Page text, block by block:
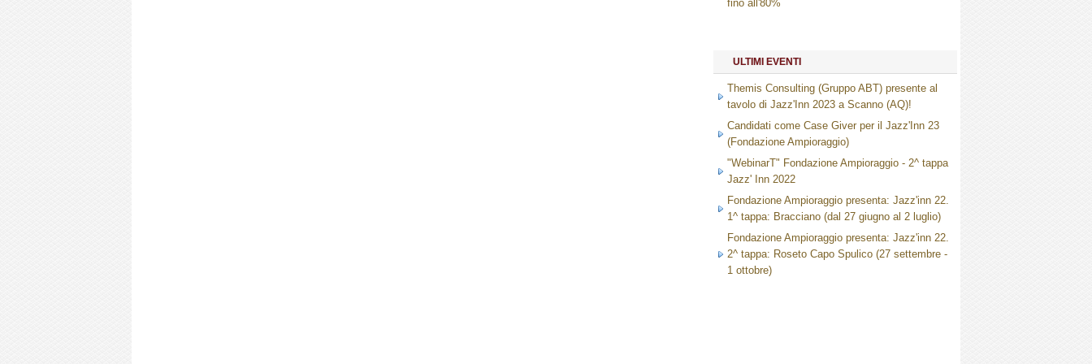
fino all'80%
ULTIMI EVENTI
Themis Consulting (Gruppo ABT) presente al
tavolo di Jazz'Inn 2023 a Scanno (AQ)!
Candidati come Case Giver per il Jazz'Inn 23
(Fondazione Ampioraggio)
"WebinarT" Fondazione Ampioraggio - 2^ tappa
Jazz' Inn 2022
Fondazione Ampioraggio presenta: Jazz'inn 22.
1^ tappa: Bracciano (dal 27 giugno al 2 luglio)
Fondazione Ampioraggio presenta: Jazz'inn 22.
2^ tappa: Roseto Capo Spulico (27 settembre -
1 ottobre)